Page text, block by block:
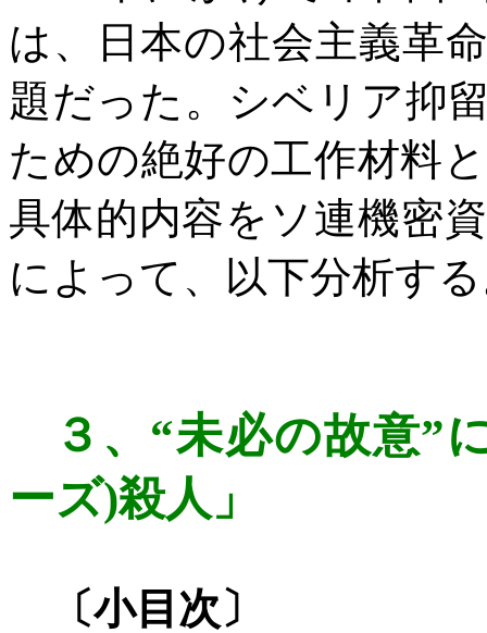
は、日本の社会主義革
題だった。シベリア抑
ための絶好の工作材料
具体的内容をソ連機密
によって、以下分析す
３、 “未必の故意”
ーズ)殺人」
〔小目次〕